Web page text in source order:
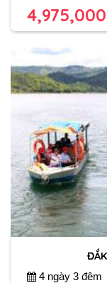
4,975,000
4 ngày 3 đêm